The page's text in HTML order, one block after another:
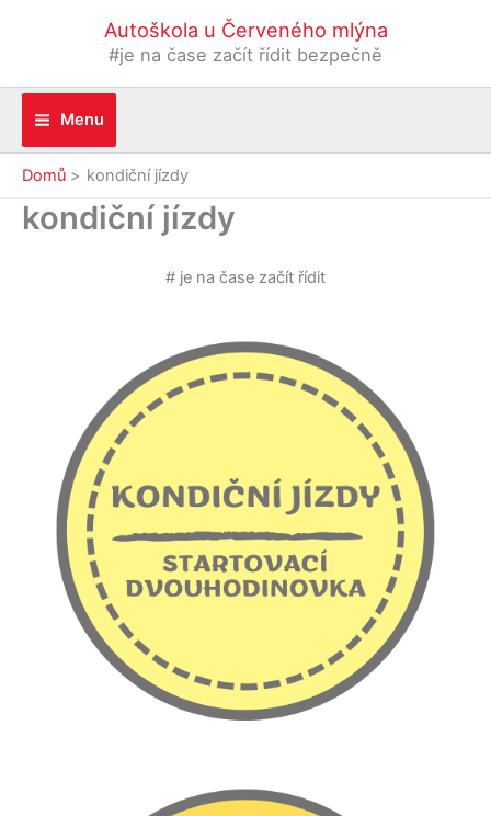
Autoškola u Červeného mlýna
#je na čase začít řídit bezpečně
Menu
Domů kondiční jízdy
kondiční jízdy
# je na čase začít řídit